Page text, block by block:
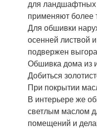
для ландшафтных
применяют более
Для обшивки
осенней листвой
подвержен
Обшивка дома из
Добиться
При покрытии
В интерьере же
светлым маслом
помещений и